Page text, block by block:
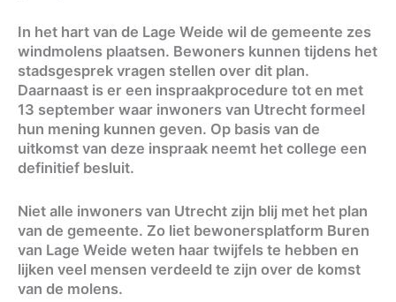
In het hart van de Lage Weide wil de gemeente zes
windmolens plaatsen. Bewoners kunnen tijdens het
stadsgesprek vragen stellen over dit plan.
Daarnaast is er een inspraakprocedure tot en met
13 september waar inwoners van Utrecht formeel
hun mening kunnen geven. Op basis van de
uitkomst van deze inspraak neemt het college een
definitief besluit.
Niet alle inwoners van Utrecht zijn blij met het plan
van de gemeente. Zo liet bewonersplatform Buren
van Lage Weide weten haar twijfels te hebben en
lijken veel mensen verdeeld te zijn over de komst
van de molens.